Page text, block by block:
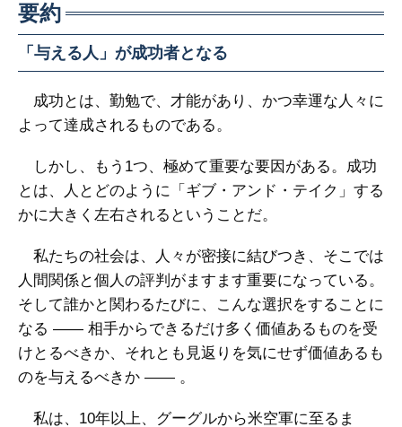
要約
「与える人」が成功者となる
成功とは、勤勉で、才能があり、かつ幸運な人々に
よって達成されるものである。
しかし、もう1つ、極めて重要な要因がある。成功
とは、人とどのように「ギブ・アンド・テイク」する
かに大きく左右されるということだ。
私たちの社会は、人々が密接に結びつき、そこでは
人間関係と個人の評判がますます重要になっている。
そして誰かと関わるたびに、こんな選択をすることに
なる ―― 相手からできるだけ多く価値あるものを受
けとるべきか、それとも見返りを気にせず価値あるも
のを与えるべきか ―― 。
私は、10年以上、グーグルから米空軍に至るま